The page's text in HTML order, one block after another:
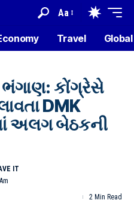
Aa
Travel
કોંગ્રેસે
DMK
અલગ બેઠકની
2 Min Read